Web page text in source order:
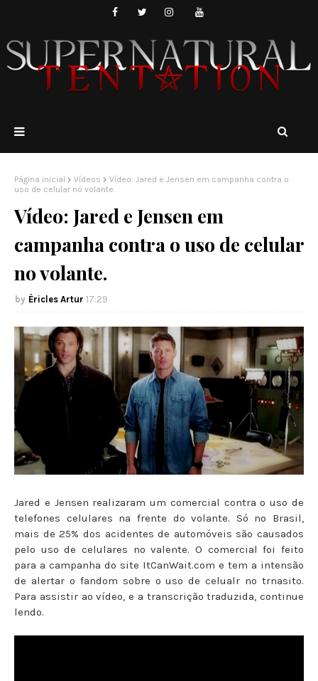
Página inicial Vídeos
Vídeo: Jared e Jensen em campanha contra o
uso de celular no volante.
Vídeo: Jared e Jensen em
campanha contra o uso de celular
no volante.
Éricles Artur 17:29
Jared e Jensen realizaram um comercial contra o uso de
telefones celulares na frente do volante. Só no Brasil,
mais de 25% dos acidentes de automóveis são causados
pelo uso de celulares no valente. O comercial foi feito
para a campanha do site ItCanWait.com e tem a intensão
de alertar o fandom sobre o uso de celualr no trnasito.
Para assistir ao vídeo, e a transcrição traduzida, continue
lendo.